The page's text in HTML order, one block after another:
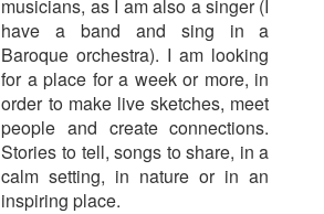
musicians, as I am also a singer (I
have a band and sing in a
Baroque orchestra). I am looking
for a place for a week or more, in
order to make live sketches, meet
people and create connections.
Stories to tell, songs to share, in a
calm setting, in nature or in an
inspiring place.